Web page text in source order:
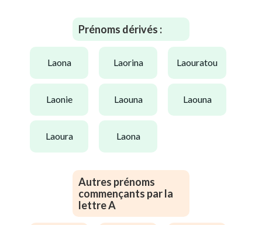
Prénoms dérivés :
laona laorina laouratou
laonie laouna laouna
laoura laona
Autres prénoms
commençants par la
lettre A